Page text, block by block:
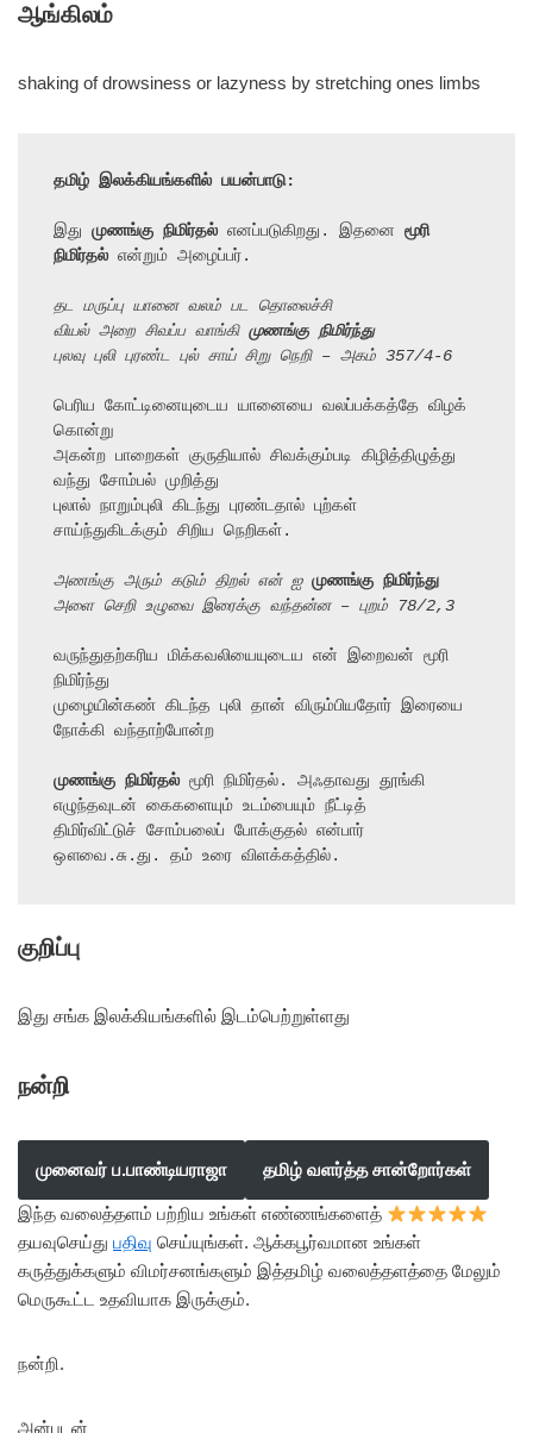
ஆங்கிலம்
shaking of drowsiness or lazyness by stretching ones limbs
தமிழ் இலக்கியங்களில் பயன்பாடு:
இது முணங்கு நிமிர்தல் எனப்படுகிறது. இதனை மூரி
நிமிர்தல் என்றும் அழைப்பர்.
தட மருப்பு யானை வலம் பட தொலைச்சி
வியல் அறை சிவப்ப வாங்கி முணங்கு நிமிர்ந்து
புலவு புலி புரண்ட புல் சாய் சிறு நெறி – அகம் 357/4-6
பெரிய கோட்டினையுடைய யானையை வலப்பக்கத்தே விழக்
கொன்று
அகன்ற பாறைகள் குருதியால் சிவக்கும்படி கிழித்திழுத்து
வந்து சோம்பல் முறித்து
புலால் நாறும்புலி கிடந்து புரண்டதால் புற்கள்
சாய்ந்துகிடக்கும் சிறிய நெறிகள்.
அணங்கு அரும் கடும் திறல் என் ஐ முணங்கு நிமிர்ந்து
அளை செறி உழுவை இரைக்கு வந்தன்ன – புறம் 78/2,3
வருந்துதற்கரிய மிக்கவலியையுடைய என் இறைவன் மூரி
நிமிர்ந்து
முழையின்கண் கிடந்த புலி தான் விரும்பியதோர் இரையை
நோக்கி வந்தாற்போன்ற
முணங்கு நிமிர்தல் மூரி நிமிர்தல். அஃதாவது தூங்கி
எழுந்தவுடன் கைகளையும் உடம்பையும் நீட்டித்
திமிர்விட்டுச் சோம்பலைப் போக்குதல் என்பார்
ஔவை.சு.து. தம் உரை விளக்கத்தில்.
குறிப்பு
இது சங்க இலக்கியங்களில் இடம்பெற்றுள்ளது
நன்றி
முனைவர் ப.பாண்டியராஜா தமிழ் வளர்த்த சான்றோர்கள்
இந்த வலைத்தளம் பற்றிய உங்கள் எண்ணங்களைத்
தயவுசெய்து பதிவு செய்யுங்கள். ஆக்கபூர்வமான உங்கள்
கருத்துக்களும் விமர்சனங்களும் இத்தமிழ் வலைத்தளத்தை மேலும்
மெருகூட்ட உதவியாக இருக்கும்.
நன்றி.
அன்புடன்